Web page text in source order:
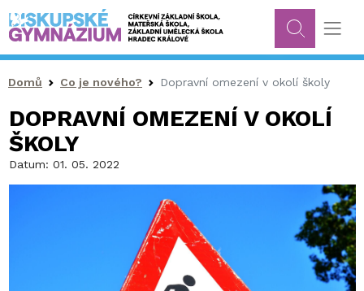
Drobečková navigace
Domů Co je nového? Dopravní omezení v okolí školy
DOPRAVNÍ OMEZENÍ V OKOLÍ
ŠKOLY
Datum: 01. 05. 2022